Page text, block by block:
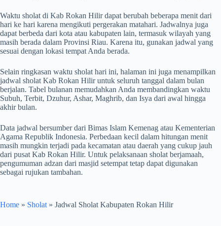
Waktu sholat di Kab Rokan Hilir dapat berubah beberapa menit dari
hari ke hari karena mengikuti pergerakan matahari. Jadwalnya juga
dapat berbeda dari kota atau kabupaten lain, termasuk wilayah yang
masih berada dalam Provinsi Riau. Karena itu, gunakan jadwal yang
sesuai dengan lokasi tempat Anda berada.
Selain ringkasan waktu sholat hari ini, halaman ini juga menampilkan
jadwal sholat Kab Rokan Hilir untuk seluruh tanggal dalam bulan
berjalan. Tabel bulanan memudahkan Anda membandingkan waktu
Subuh, Terbit, Dzuhur, Ashar, Maghrib, dan Isya dari awal hingga
akhir bulan.
Data jadwal bersumber dari Bimas Islam Kemenag atau Kementerian
Agama Republik Indonesia. Perbedaan kecil dalam hitungan menit
masih mungkin terjadi pada kecamatan atau daerah yang cukup jauh
dari pusat Kab Rokan Hilir. Untuk pelaksanaan sholat berjamaah,
pengumuman adzan dari masjid setempat tetap dapat digunakan
sebagai rujukan tambahan.
Home » Sholat » Jadwal Sholat Kabupaten Rokan Hilir